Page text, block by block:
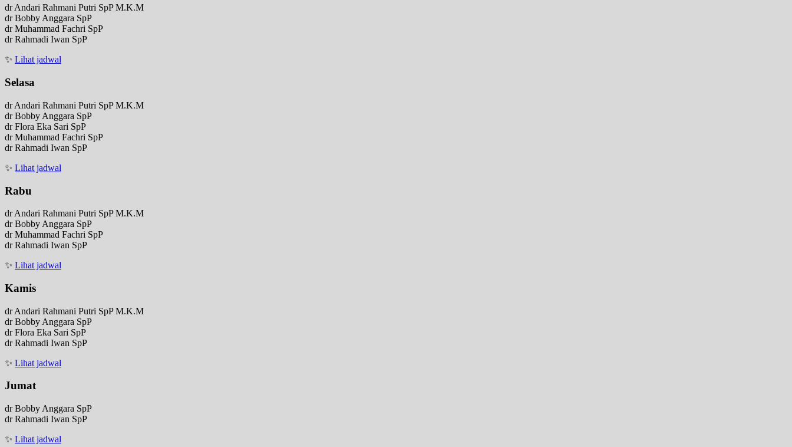
dr Andari Rahmani Putri SpP M.K.M
dr Bobby Anggara SpP
dr Muhammad Fachri SpP
dr Rahmadi Iwan SpP
✨ Lihat jadwal
Selasa
dr Andari Rahmani Putri SpP M.K.M
dr Bobby Anggara SpP
dr Flora Eka Sari SpP
dr Muhammad Fachri SpP
dr Rahmadi Iwan SpP
✨ Lihat jadwal
Rabu
dr Andari Rahmani Putri SpP M.K.M
dr Bobby Anggara SpP
dr Muhammad Fachri SpP
dr Rahmadi Iwan SpP
✨ Lihat jadwal
Kamis
dr Andari Rahmani Putri SpP M.K.M
dr Bobby Anggara SpP
dr Flora Eka Sari SpP
dr Rahmadi Iwan SpP
✨ Lihat jadwal
Jumat
dr Bobby Anggara SpP
dr Rahmadi Iwan SpP
✨ Lihat jadwal